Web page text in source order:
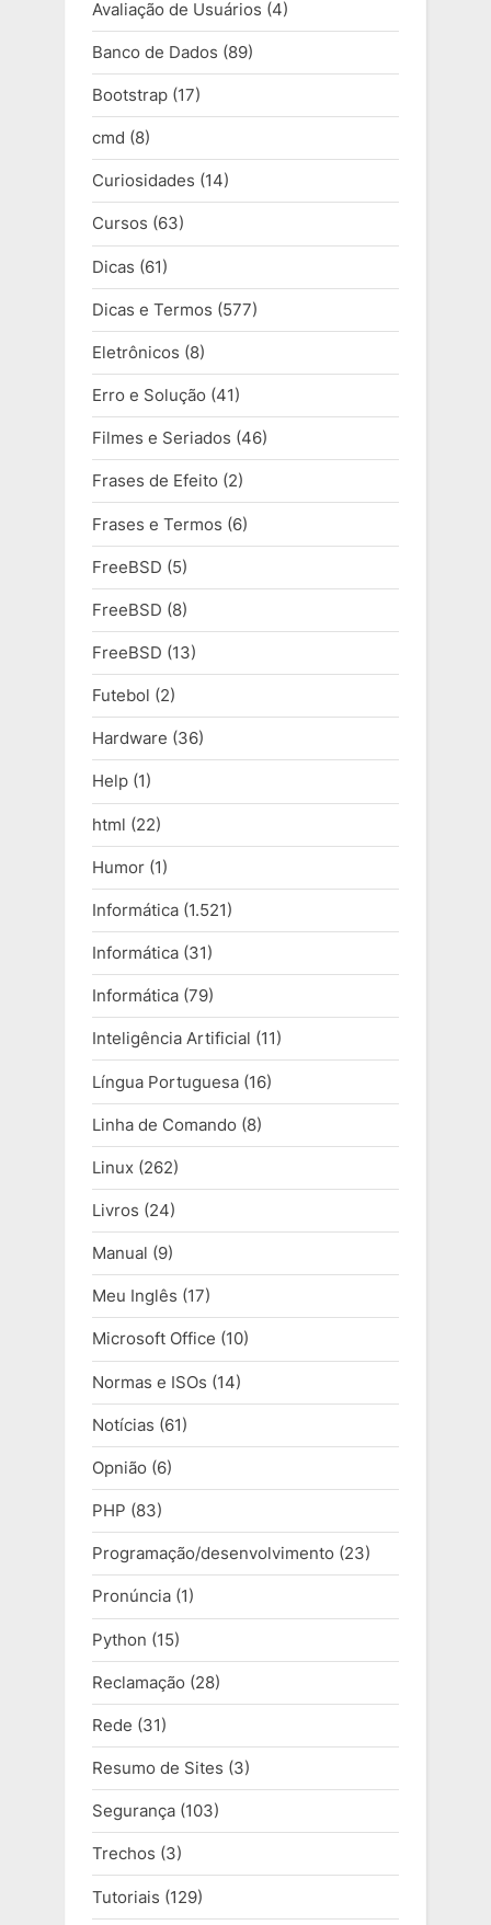
Avaliação de Usuários (4)
Banco de Dados (89)
Bootstrap (17)
cmd (8)
Curiosidades (14)
Cursos (63)
Dicas (61)
Dicas e Termos (577)
Eletrônicos (8)
Erro e Solução (41)
Filmes e Seriados (46)
Frases de Efeito (2)
Frases e Termos (6)
FreeBSD (5)
FreeBSD (8)
FreeBSD (13)
Futebol (2)
Hardware (36)
Help (1)
html (22)
Humor (1)
Informática (1.521)
Informática (31)
Informática (79)
Inteligência Artificial (11)
Língua Portuguesa (16)
Linha de Comando (8)
Linux (262)
Livros (24)
Manual (9)
Meu Inglês (17)
Microsoft Office (10)
Normas e ISOs (14)
Notícias (61)
Opnião (6)
PHP (83)
Programação/desenvolvimento (23)
Pronúncia (1)
Python (15)
Reclamação (28)
Rede (31)
Resumo de Sites (3)
Segurança (103)
Trechos (3)
Tutoriais (129)